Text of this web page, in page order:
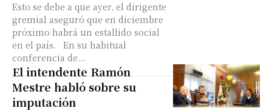
Esto se debe a que ayer, el dirigente
gremial aseguró que en diciembre
próximo habrá un estallido social
en el país. En su habitual
conferencia de...
El intendente Ramón
Mestre habló sobre su
imputación